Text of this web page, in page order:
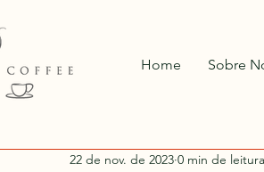
Home Sobre
22 de nov. de 2023 0 min de leitura